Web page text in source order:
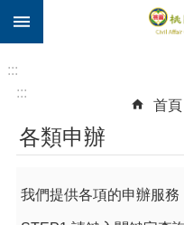
跳到主要內容區塊
市
民
:::
:::
首頁
各類申辦
我們提供各項的申辦服